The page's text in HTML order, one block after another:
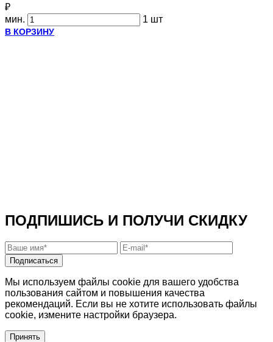
₽
мин.
1 шт
В КОРЗИНУ
ПОДПИШИСЬ И ПОЛУЧИ СКИДКУ
Подписаться
Мы используем файлы cookie для вашего удобства
пользования сайтом и повышения качества
рекомендаций. Если вы не хотите использовать файлы
cookie, измените настройки браузера.
Принять